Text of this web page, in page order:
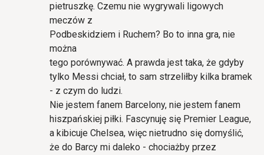
pietruszkę. Czemu nie wygrywali ligowych
meczów z
Podbeskidziem i Ruchem? Bo to inna gra, nie
można
tego porównywać. A prawda jest taka, że gdyby
tylko Messi chciał, to sam strzeliłby kilka bramek
- z czym do ludzi.
Nie jestem fanem Barcelony, nie jestem fanem
hiszpańskiej piłki. Fascynuję się Premier League,
a kibicuje Chelsea, więc nietrudno się domyślić,
że do Barcy mi daleko - chociażby przez